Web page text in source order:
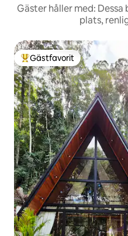
Gäster håller med:
plats,
Populär gästfavorit
Gästfavorit